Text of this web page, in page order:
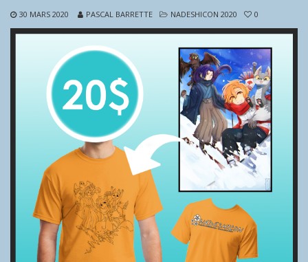
30 MARS 2020 PASCAL BARRETTE NADESHICON 2020 0